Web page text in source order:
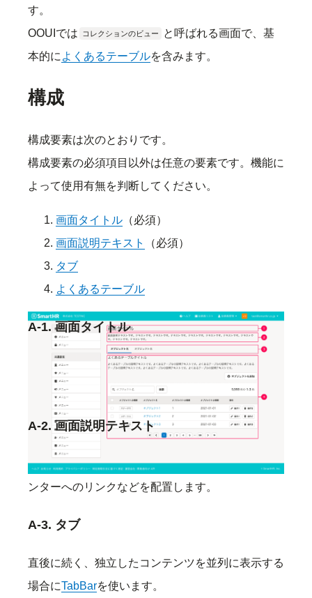
す。
OOUIでは コレクションのビュー
と呼ばれる画面で、基
本的に よくあるテーブルを含みます。
構成
構成要素は次のとおりです。
構成要素の必須項目以外は任意の要素です。機能に
よって使用有無を判断してください。
画面タイトル （必須）
画面説明テキスト
（必須）
タブ
よくあるテーブル
A-1. 画面タイトル
一覧ビューの 画面タイトルです。タイトルの付け方
Headingのライティングを参照してください。
A-2. 画面説明テキスト
機能の説明や操作に関する補足テキスト、ヘルプセ
ンターへのリンクなどを配置します。
A-3. タブ
直後に続く、独立したコンテンツを並列に表示する
場合にTabBarを使います。